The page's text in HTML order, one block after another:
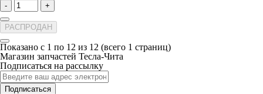
- +
РАСПРОДАН
Показано с 1 по 12 из 12 (всего 1 страниц)
Магазин запчастей Тесла-Чита
Подписаться на рассылку
Подписаться